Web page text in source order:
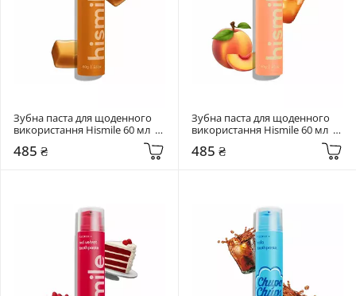
Зубна паста для щоденного
використання Hismile 60 мл
485 ₴
Зубна паста для щоденного
використання Hismile 60 мл
485 ₴